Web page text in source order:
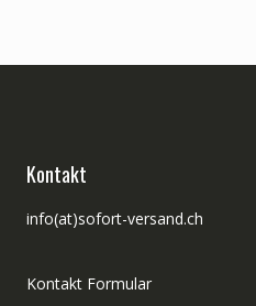
Kontakt
info(at)sofort-versand.ch
Kontakt Formular